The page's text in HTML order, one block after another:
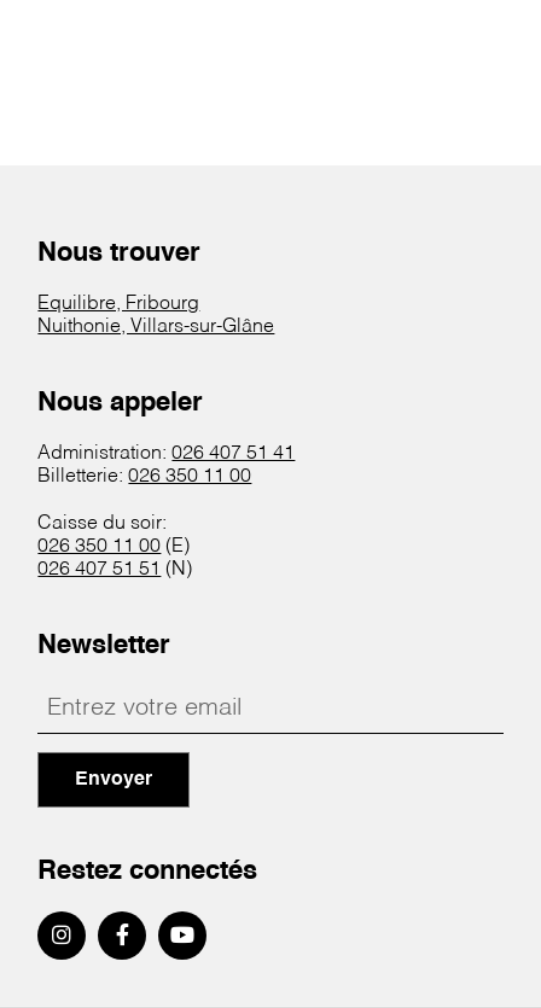
Nous trouver
Equilibre, Fribourg
Nuithonie, Villars-sur-Glâne
Nous appeler
Administration:026 407 51 41
Billetterie:026 350 11 00
Caisse du soir:
026 350 11 00 (E)
026 407 51 51 (N)
Newsletter
Envoyer
Restez connectés